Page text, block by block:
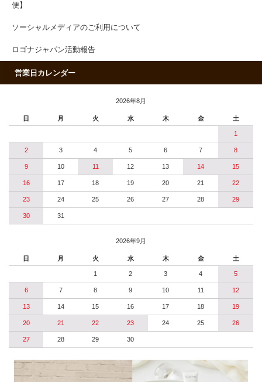
便】
ソーシャルメディアのご利用について
ロゴナジャパン活動報告
営業日カレンダー
2026年8月
日 月 火 水 木 金 土
1
2 3 4 5 6 7 8
9 10 11 12 13 14 15
16 17 18 19 20 21 22
23 24 25 26 27 28 29
30 31
2026年9月
日 月 火 水 木 金 土
1 2 3 4 5
6 7 8 9 10 11 12
13 14 15 16 17 18 19
20 21 22 23 24 25 26
27 28 29 30